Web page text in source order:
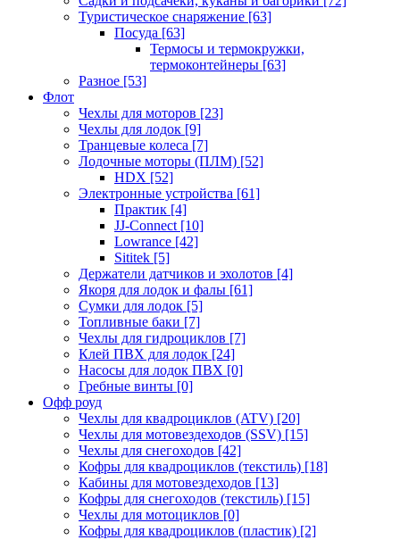
Туристическое снаряжение [63]
Посуда [63]
Термосы и термокружки,
термоконтейнеры [63]
Разное [53]
Флот
Чехлы для моторов [23]
Чехлы для лодок [9]
Транцевые колеса [7]
Лодочные моторы (ПЛМ) [52]
HDX [52]
Электронные устройства [61]
Практик [4]
JJ-Connect [10]
Lowrance [42]
Sititek [5]
Держатели датчиков и эхолотов [4]
Якоря для лодок и фалы [61]
Сумки для лодок [5]
Топливные баки [7]
Чехлы для гидроциклов [7]
Клей ПВХ для лодок [24]
Насосы для лодок ПВХ [0]
Гребные винты [0]
Офф роуд
Чехлы для квадроциклов (ATV) [20]
Чехлы для мотовездеходов (SSV) [15]
Чехлы для снегоходов [42]
Кофры для квадроциклов (текстиль) [18]
Кабины для мотовездеходов [13]
Кофры для снегоходов (текстиль) [15]
Чехлы для мотоциклов [0]
Кофры для квадроциклов (пластик) [2]